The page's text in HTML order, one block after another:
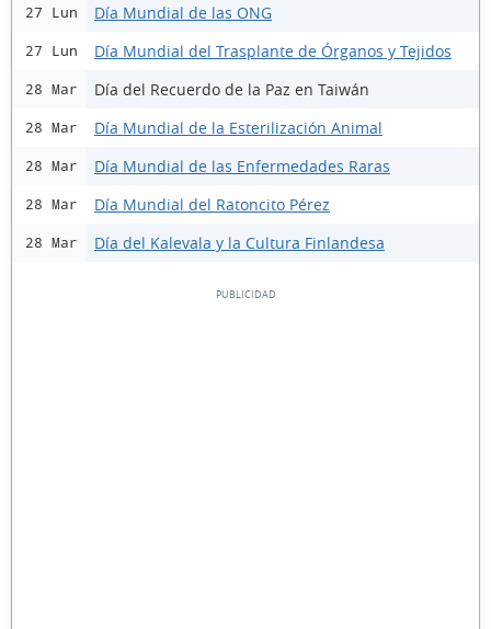
27 Lun Día Mundial de las ONG
27 Lun Día Mundial del Trasplante de Órganos y Tejidos
28 Mar Día del Recuerdo de la Paz en Taiwán
28 Mar Día Mundial de la Esterilización Animal
28 Mar Día Mundial de las Enfermedades Raras
28 Mar Día Mundial del Ratoncito Pérez
28 Mar Día del Kalevala y la Cultura Finlandesa